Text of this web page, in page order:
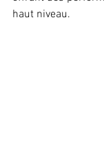
haut niveau.